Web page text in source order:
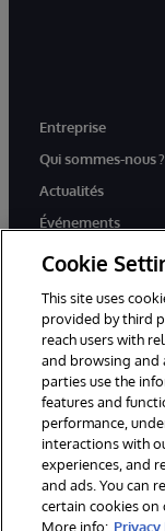
Entreprise
Qui sommes-nous ?
Actualités
Événements
Rejoignez-nous
© 1996-2026
réservés.
Mentions légales
Déclaration de
Accessibilité
Cookie
This site uses
provided by third
reach users with
and browsing and
parties use the
features and
performance,
interactions with
experiences, and
and ads. You can
certain cookies on
More info: Privacy